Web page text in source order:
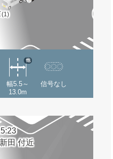
(1)
幅5.5～
13.0m
他
信号なし
田 付近